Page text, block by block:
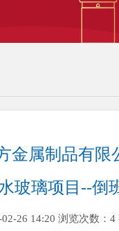
金属制品有限
玻璃项目--
26 14:20 浏览次数：4